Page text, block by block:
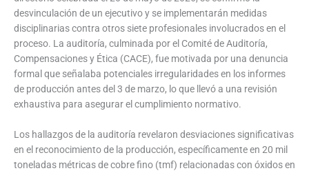
desvinculación de un ejecutivo y se implementarán medidas
disciplinarias contra otros siete profesionales involucrados en el
proceso. La auditoría, culminada por el Comité de Auditoría,
Compensaciones y Ética (CACE), fue motivada por una denuncia
formal que señalaba potenciales irregularidades en los informes
de producción antes del 3 de marzo, lo que llevó a una revisión
exhaustiva para asegurar el cumplimiento normativo.
Los hallazgos de la auditoría revelaron desviaciones significativas
en el reconocimiento de la producción, específicamente en 20 mil
toneladas métricas de cobre fino (tmf) relacionadas con óxidos en